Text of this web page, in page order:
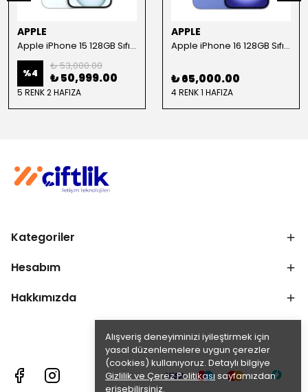
Alışveriş deneyiminizi iyileştirmek için
yasal düzenlemelere uygun çerezler
(cookies) kullanıyoruz. Detaylı bilgiye
Gizlilik ve Çerez Politikası sayfamızdan
erişebilirsiniz.
APPLE
Apple iPhone 15 128GB Sıfır Akıllı Telefon ( Apple Türkiye Garantili )
%4
₺ 53,000.00
₺ 50,999.00
5 RENK 2 HAFIZA
APPLE
Apple iPhone 16 128GB Sıfır Akıllı Telefon (Apple Türkiye Garantili)
₺ 65,000.00
4 RENK 1 HAFIZA
Kategoriler
Hesabım
Hakkımızda